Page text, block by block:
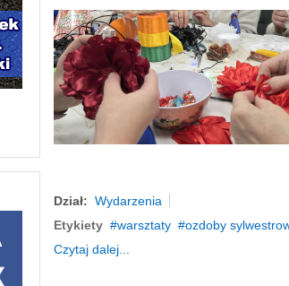
Dział: Wydarzenia
Etykiety
warsztaty ozdoby
Czytaj dalej...